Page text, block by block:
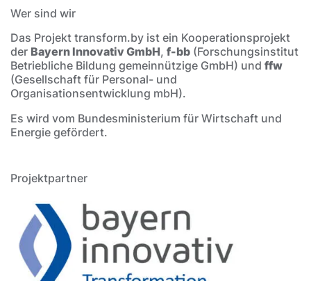
Wer sind wir
Das Projekt transform.by ist ein Kooperationsprojekt
der Bayern Innovativ GmbH, f-bb (Forschungsinstitut
Betriebliche Bildung gemeinnützige GmbH) und ffw
(Gesellschaft für Personal- und
Organisationsentwicklung mbH).
Es wird vom Bundesministerium für Wirtschaft und
Energie gefördert.
Projektpartner